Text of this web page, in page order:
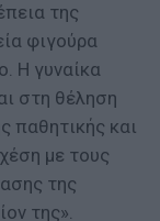
της
φιγούρα
Η γυναίκα
στη θέληση
παθητικής και
με τους
της
της».